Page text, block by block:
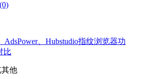
(0)
AdsPower、Hubstudio指纹浏览器功
比
其他